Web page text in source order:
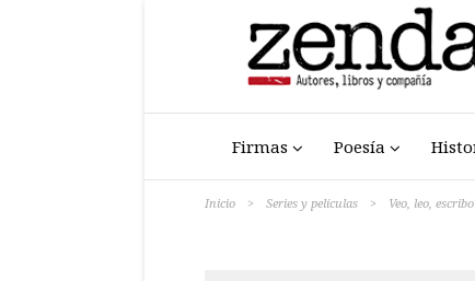
Firmas Poesía
Inicio > Series y películas > Veo, leo, escribo